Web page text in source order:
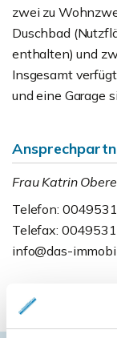
zwei zu
Duschbad
enthalten) und
Insgesamt
und eine Garage
Frau Katrin
Telefon:
Telefax:
info@das-